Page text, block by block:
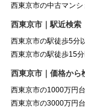
西東京市の中古マンシ
西東京市｜駅近検索
西東京市の駅徒歩5分
西東京市の駅徒歩15
西東京市｜価格から
西東京市の1000万円台
西東京市の3000万円台